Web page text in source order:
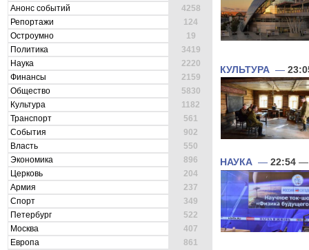
Анонс событий
4258
Репортажи
124
Остроумно
19
Политика
3419
Наука
2220
Финансы
2159
Общество
5830
Культура
1182
Транспорт
561
События
902
Власть
550
Экономика
896
Церковь
204
Армия
237
Спорт
349
Петербург
522
Москва
407
Европа
861
КУЛЬТУРА —
НАУКА — 22:54 —